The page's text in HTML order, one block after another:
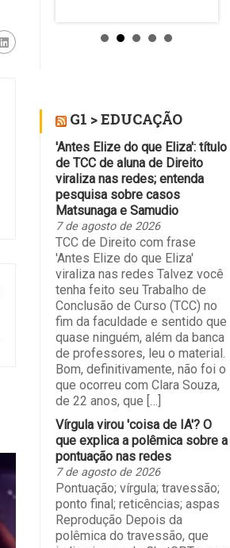
G1 > EDUCAÇÃO
'Antes Elize do que Eliza': título
de TCC de aluna de Direito
viraliza nas redes; entenda
pesquisa sobre casos
Matsunaga e Samudio
7 de agosto de 2026
TCC de Direito com frase
'Antes Elize do que Eliza'
viraliza nas redes Talvez você
tenha feito seu Trabalho de
Conclusão de Curso (TCC) no
fim da faculdade e sentido que
quase ninguém, além da banca
de professores, leu o material.
Bom, definitivamente, não foi o
que ocorreu com Clara Souza,
de 22 anos, que […]
Vírgula virou 'coisa de IA'? O
que explica a polêmica sobre a
pontuação nas redes
7 de agosto de 2026
Pontuação; vírgula; travessão;
ponto final; reticências; aspas
Reprodução Depois da
polêmica do travessão, que